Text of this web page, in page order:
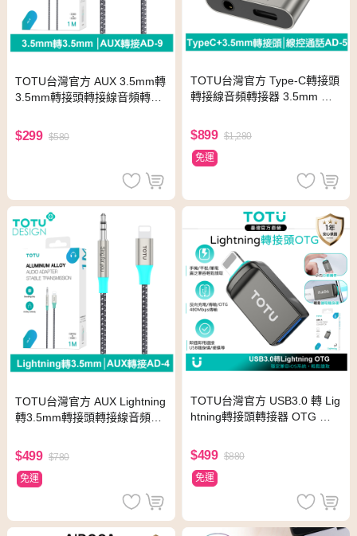
TOTU台灣官方 AUX 3.5mm轉
3.5mm轉接頭轉接線音頻轉接
$299 $580
TOTU台灣官方 Type-C轉接頭
轉接線音頻轉接器 3.5mm 充
援iPhone17/安卓手機/平板
$899 $1,280
免運
TOTU台灣官方 AUX Lightning
轉3.5mm轉接頭轉接線音頻轉
$499 $780
免運
TOTU台灣官方 USB3.0 轉 Lig
htning轉接頭轉接器 OTG 充
4-8手機
$499 $880
免運